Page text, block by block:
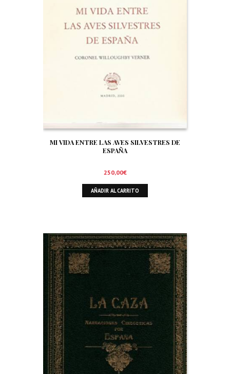
MI VIDA ENTRE LAS AVES SILVESTRES DE
ESPAÑA
250,00€
AÑADIR AL CARRITO